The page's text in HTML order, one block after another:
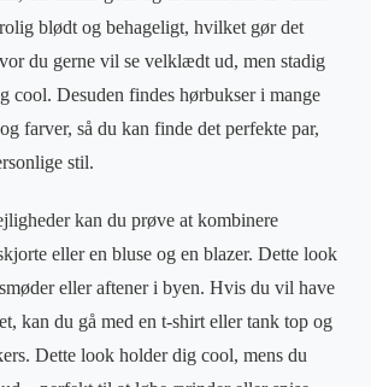
blødt og behageligt, hvilket gør det
du gerne vil se velklædt ud, men stadig
cool. Desuden findes hørbukser i mange
farver, så du kan finde det perfekte par,
stil.
kan du prøve at kombinere
eller en bluse og en blazer. Dette look
eller aftener i byen. Hvis du vil have
kan du gå med en t-shirt eller tank top og
Dette look holder dig cool, mens du